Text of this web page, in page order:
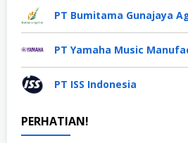
PT Bumitama Gunajaya
PT Yamaha Music
PT ISS Indonesia
PERHATIAN!